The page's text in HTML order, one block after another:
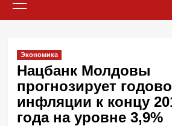
меню
Экономика
Нацбанк Молдовы
прогнозирует
инфляции к концу
года на уровне 3,9%